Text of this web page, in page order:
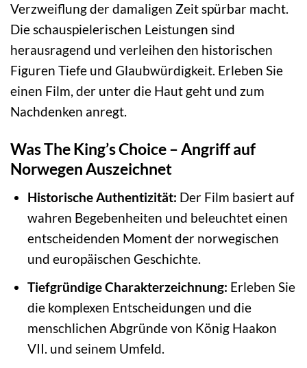
Verzweiflung der damaligen Zeit spürbar macht.
Die schauspielerischen Leistungen sind
herausragend und verleihen den historischen
Figuren Tiefe und Glaubwürdigkeit. Erleben Sie
einen Film, der unter die Haut geht und zum
Nachdenken anregt.
Was The King’s Choice – Angriff auf
Norwegen Auszeichnet
Historische Authentizität: Der Film basiert auf
wahren Begebenheiten und beleuchtet einen
entscheidenden Moment der norwegischen
und europäischen Geschichte.
Tiefgründige Charakterzeichnung: Erleben Sie
die komplexen Entscheidungen und die
menschlichen Abgründe von König Haakon
VII. und seinem Umfeld.